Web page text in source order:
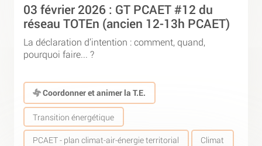
03 février 2026 : GT PCAET #12 du
réseau TOTEn (ancien 12-13h PCAET)
La déclaration d’intention : comment, quand,
pourquoi faire... ?
Coordonner et animer la T.E.
Transition énergétique
PCAET - plan climat-air-énergie territorial Climat